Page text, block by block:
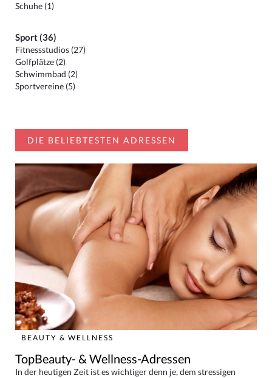
Schuhe (1)
Sport (36)
Fitnessstudios (27)
Golfplätze (2)
Schwimmbad (2)
Sportvereine (5)
DIE BELIEBTESTEN ADRESSEN
BEAUTY & WELLNESS
TopBeauty- & Wellness-Adressen
In der heutigen Zeit ist es wichtiger denn je, dem stressigen